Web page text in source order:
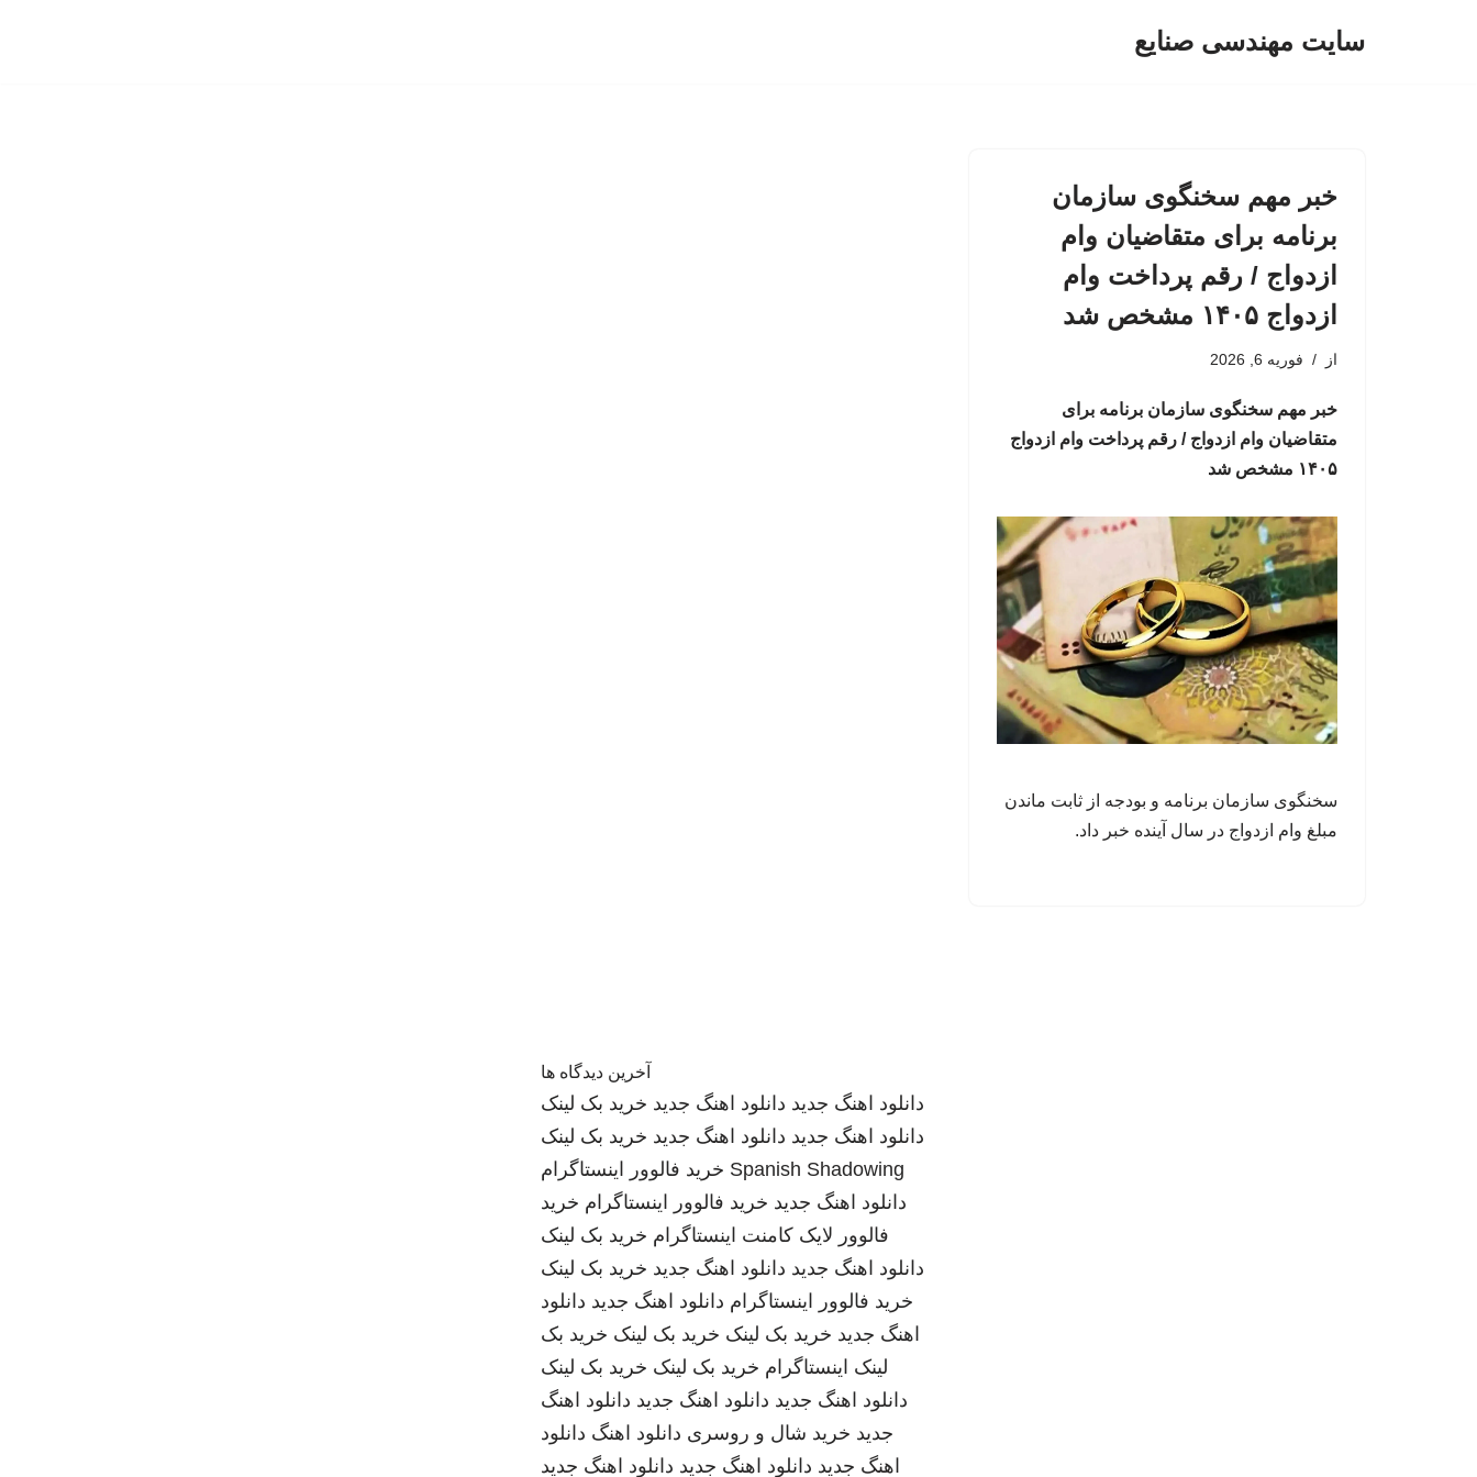
سایت مهندسی صنایع
خبر مهم سخنگوی سازمان
برنامه برای متقاضیان وام
ازدواج / رقم پرداخت وام
ازدواج ۱۴۰۵ مشخص شد
از فوریه 6, 2026
خبر مهم سخنگوی سازمان برنامه برای
متقاضیان وام ازدواج / رقم پرداخت وام ازدواج
۱۴۰۵ مشخص شد
سخنگوی سازمان برنامه و بودجه از ثابت ماندن
مبلغ وام ازدواج در سال آینده خبر داد.
آخرین دیدگاه ها
دانلود اهنگ جدید دانلود اهنگ جدید خرید بک لینک
دانلود اهنگ جدید دانلود اهنگ جدید خرید بک لینک
Spanish Shadowing خرید فالوور اینستاگرام
دانلود اهنگ جدید خرید فالوور اینستاگرام خرید
فالوور لایک کامنت اینستاگرام خرید بک لینک
دانلود اهنگ جدید دانلود اهنگ جدید خرید بک لینک
خرید فالوور اینستاگرام دانلود اهنگ جدید دانلود
اهنگ جدید خرید بک لینک خرید بک لینک خرید بک
لینک اینستاگرام خرید بک لینک خرید بک لینک
دانلود اهنگ جدید دانلود اهنگ جدید دانلود اهنگ
جدید خرید شال و روسری دانلود اهنگ دانلود
اهنگ جدید دانلود اهنگ جدید دانلود اهنگ جدید